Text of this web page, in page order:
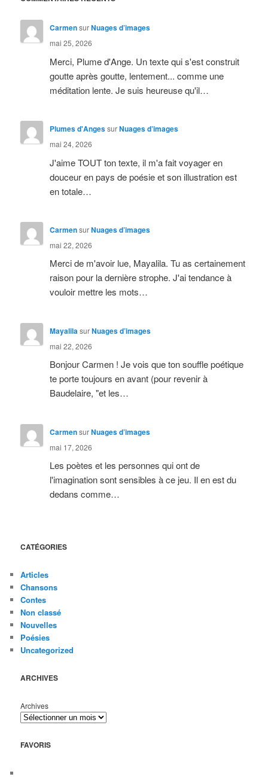
CarmensurNuages d’images
mai 25, 2026
Merci, Plume d'Ange. Un texte qui s'est construit
goutte après goutte, lentement... comme une
méditation lente. Je suis heureuse qu'il…
Plumes d'AngessurNuages d’images
mai 24, 2026
J'aime TOUT ton texte, il m'a fait voyager en
douceur en pays de poésie et son illustration est
en totale…
CarmensurNuages d’images
mai 22, 2026
Merci de m'avoir lue, Mayalila. Tu as certainement
raison pour la dernière strophe. J'ai tendance à
vouloir mettre les mots…
MayalilasurNuages d’images
mai 22, 2026
Bonjour Carmen ! Je vois que ton souffle poétique
te porte toujours en avant (pour revenir à
Baudelaire, "et les…
CarmensurNuages d’images
mai 17, 2026
Les poètes et les personnes qui ont de
l'imagination sont sensibles à ce jeu. Il en est du
dedans comme…
CATÉGORIES
Articles
Chansons
Contes
Non classé
Nouvelles
Poésies
Uncategorized
ARCHIVES
Archives
FAVORIS